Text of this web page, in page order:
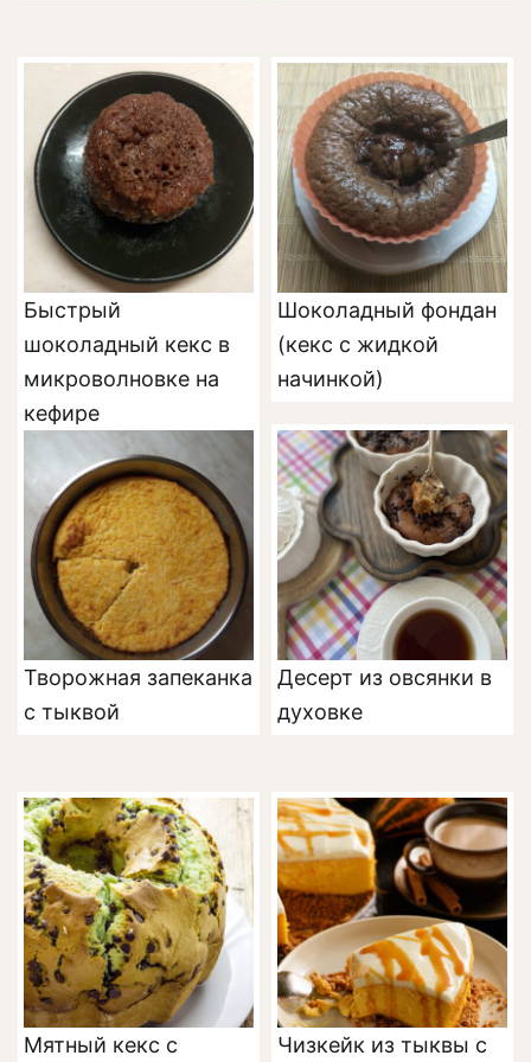
Быстрый
шоколадный кекс в
микроволновке на
кефире
Шоколадный фондан
(кекс с жидкой
начинкой)
Творожная запеканка
с тыквой
Десерт из овсянки в
духовке
Мятный кекс с
Чизкейк из тыквы с